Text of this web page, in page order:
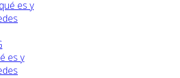
es y